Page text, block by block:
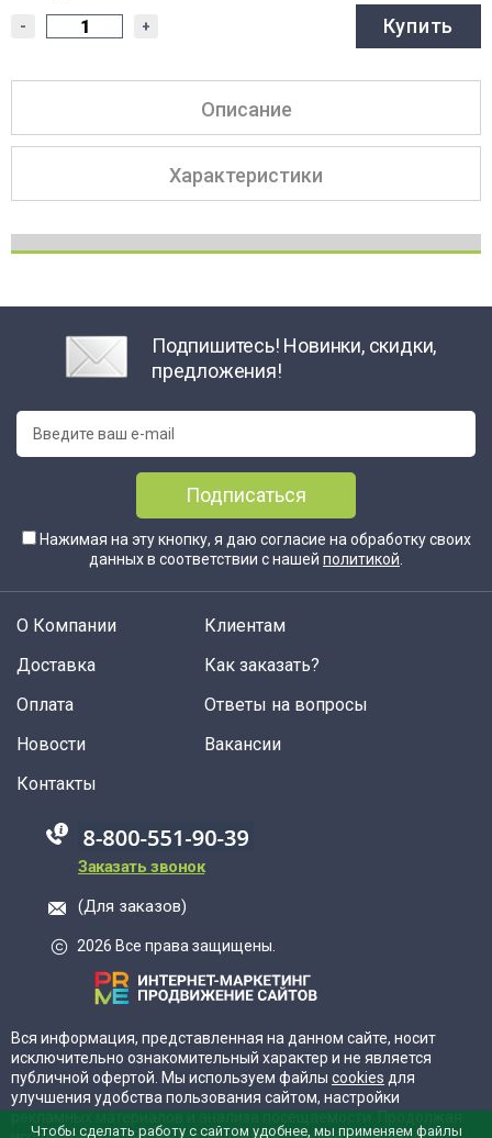
- + Купить
Описание
Характеристики
Подпишитесь! Новинки, скидки,
предложения!
Подписаться
Нажимая на эту кнопку, я даю согласие на обработку своих
данных в соответствии с нашей политикой
О Компании
Доставка
Оплата
Новости
Клиентам
Как заказать?
Ответы на вопросы
Вакансии
Контакты
88005555550
Заказать звонок
(Для заказов)
2026 Все права защищены.
Вся информация, представленная на данном сайте, носит
исключительно ознакомительный характер и не является
публичной офертой. Мы используем файлы cookies для
улучшения удобства пользования сайтом, настройки
Чтобы сделать работу с сайтом удобнее, мы применяем файлы